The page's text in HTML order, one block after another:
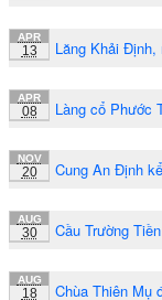
APR
13 Lăng Khải
APR
08 Làng cổ Phước
NOV
20 Cung An Định
AUG
30 Cầu Trường
AUG
18 Chùa Thiên Mụ